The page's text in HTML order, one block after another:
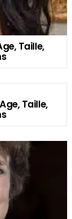
Taille,
Taille,